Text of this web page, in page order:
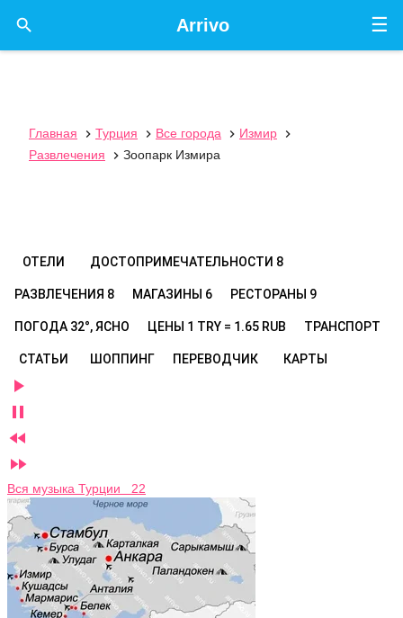
☰
Arrivo

Главная  Турция  Все города  Измир

Развлечения
 Зоопарк Измира
ОТЕЛИ ДОСТОПРИМЕЧАТЕЛЬНОСТИ 8
РАЗВЛЕЧЕНИЯ 8 МАГАЗИНЫ 6 РЕСТОРАНЫ 9
ПОГОДА 32°, ЯСНО ЦЕНЫ 1 TRY = 1.65 RUB ТРАНСПОРТ
СТАТЬИ ШОППИНГ ПЕРЕВОДЧИК КАРТЫ




Вся музыка Турции 22